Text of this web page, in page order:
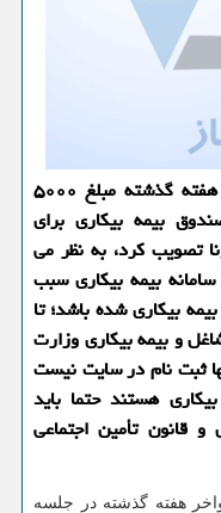
به گزارش مسیرساز در حالیكه دولت هفته گذشته مبلغ ۵۰۰۰
بیمه بیكاری برای
تصویب كرد، به نظر می
بیمه بیكاری سبب
بیكاری شده باشد؛ تا
و بیمه بیكاری وزارت
ثبت نام در سایت نیست
هستند حتما باید
و قانون تأمین اجتماعی
هفته گذشته در جلسه